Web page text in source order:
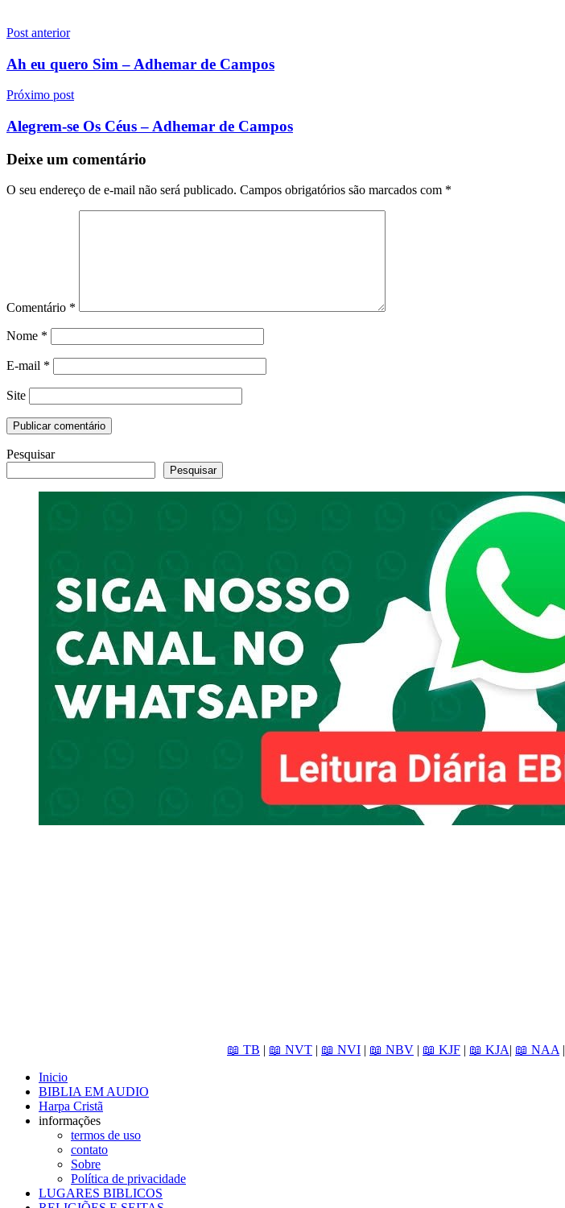
Navegação
de
Post anterior
Ah eu quero Sim – Adhemar de Campos
Próximo post
Alegrem-se Os Céus – Adhemar de Campos
Deixe um comentário
O seu endereço de e-mail não será publicado. Campos obrigatórios são marcados com *
Comentário *
Nome *
E-mail *
Site
Pesquisar
Pesquisar
📖 TB | 📖 NVT | 📖 NVI | 📖 NBV | 📖 KJF | 📖 KJA| 📖 NAA|
Inicio
BIBLIA EM AUDIO
Harpa Cristã
informações
termos de uso
contato
Sobre
Política de privacidade
LUGARES BIBLICOS